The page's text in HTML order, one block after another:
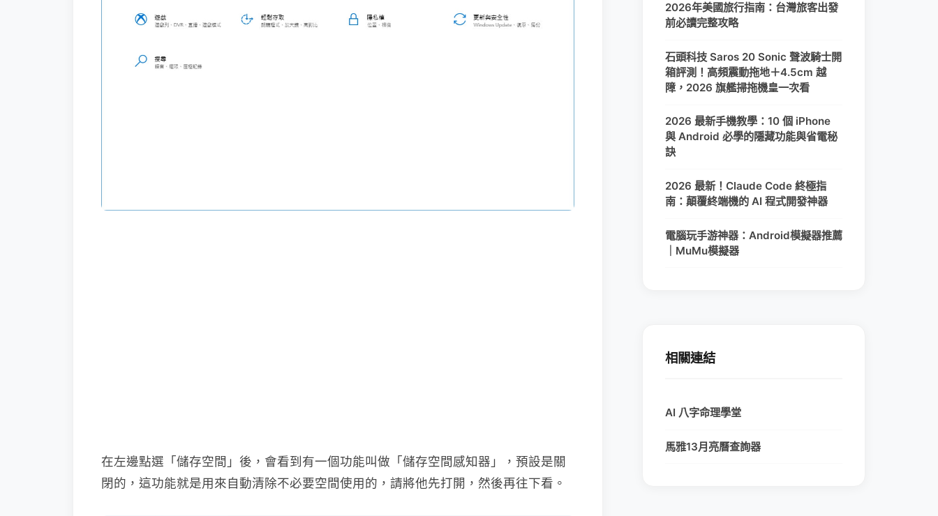
在左邊點選「儲存空間」後，會看到有一個功能叫做「儲存空間感知器」，預設是關
閉的，這功能就是用來自動清除不必要空間使用的，請將他先打開，然後再往下看。
2026年美國旅行指南：台灣旅客出發
前必讀完整攻略
石頭科技 Saros 20 Sonic 聲波騎士開
箱評測！高頻震動拖地＋4.5cm 越
障，2026 旗艦掃拖機皇一次看
2026 最新手機教學：10 個 iPhone
與 Android 必學的隱藏功能與省電秘
訣
2026 最新！Claude Code 終極指
南：顛覆終端機的 AI 程式開發神器
電腦玩手游神器：Android模擬器推薦
｜MuMu模擬器
相關連結
AI 八字命理學堂
馬雅13月亮曆查詢器